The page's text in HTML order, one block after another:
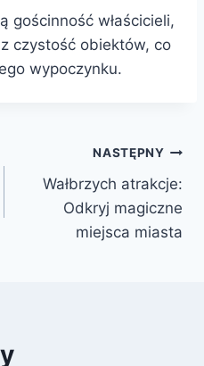
gościnność właścicieli,
czystość obiektów, co
wypoczynku.
NASTĘPNY
Wałbrzych atrakcje:
Odkryj magiczne
miejsca miasta